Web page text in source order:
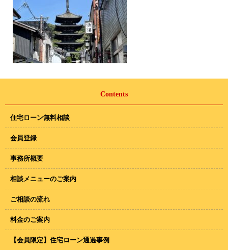
Contents
住宅ローン無料相談
会員登録
事務所概要
相談メニューのご案内
ご相談の流れ
料金のご案内
【会員限定】住宅ローン通過事例